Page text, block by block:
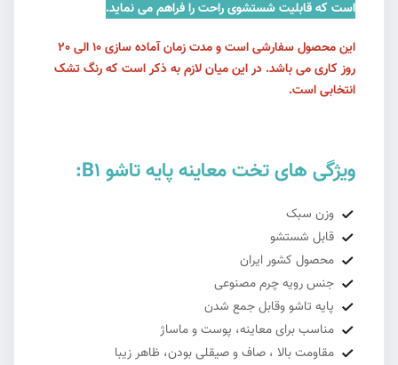
است که قابلیت شستشوی راحت را فراهم می نماید.
این محصول سفارشی است و مدت زمان آماده سازی 10 الی 20
روز کاری می باشد. در این میان لازم به ذکر است که رنگ تشک
انتخابی است.
ویژگی های تخت معاینه پایه تاشو B1:
وزن سبک
قابل شستشو
محصول کشور ایران
جنس رویه چرم مصنوعی
پایه تاشو وقابل جمع شدن
مناسب برای معاینه، پوست و ماساژ
مقاومت بالا ، صاف و صیقلی بودن، ظاهر زیبا